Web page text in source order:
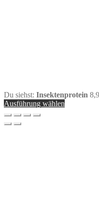
Du siehst: Insektenprotein
Ausführung wählen